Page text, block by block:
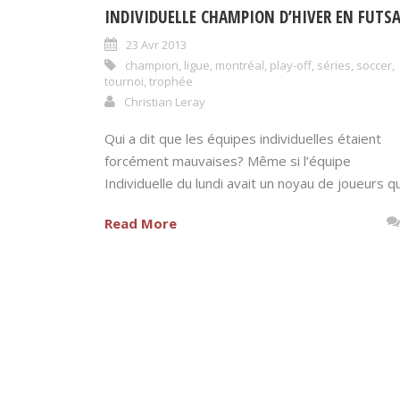
INDIVIDUELLE CHAMPION D’HIVER EN
23 Avr 2013
champion, ligue, montréal, play-off, séries, soccer,
tournoi, trophée
Christian Leray
Qui a dit que les équipes individuelles étaient
forcément mauvaises? Même si l’équipe
Individuelle du lundi avait un noyau de joueurs
Read More